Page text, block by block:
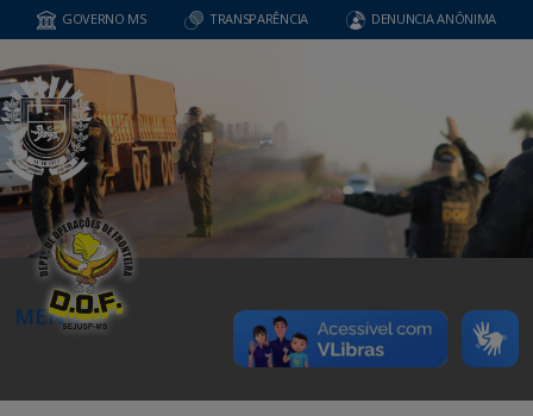
GOVERNO MS TRANSPARÊNCIA DENUNCIA ANÔNIMA
MENU